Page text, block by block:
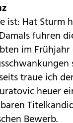
ist: Hat Sturm
fuhren
im
traue ich
heuer
Bewerb.